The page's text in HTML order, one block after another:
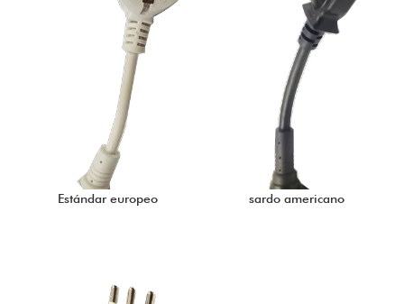
Estándar europeo sardo americano